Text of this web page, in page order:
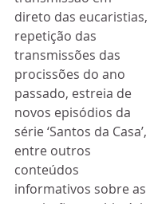
direto das eucaristias,
repetição das
transmissões das
procissões do ano
passado, estreia de
novos episódios da
série ‘Santos da Casa’,
entre outros
conteúdos
informativos sobre as